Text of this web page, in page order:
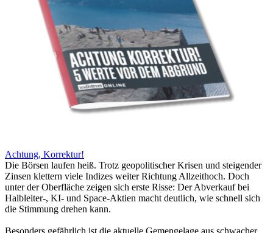
Achtung, Korrektur!
Die Börsen laufen heiß. Trotz geopolitischer Krisen und steigender
Zinsen klettern viele Indizes weiter Richtung Allzeithoch. Doch
unter der Oberfläche zeigen sich erste Risse: Der Abverkauf bei
Halbleiter-, KI- und Space-Aktien macht deutlich, wie schnell sich
die Stimmung drehen kann.
Besonders gefährlich ist die aktuelle Gemengelage aus schwacher